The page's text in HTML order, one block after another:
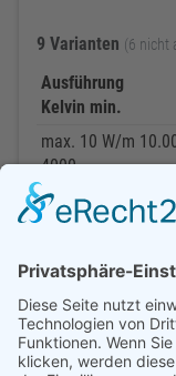
9 Varianten (6 nicht
Ausführung
Kelvin min.
max. 10 W/m
4000
max. 12 W 1200 mm
max. 30 W 3000
4000